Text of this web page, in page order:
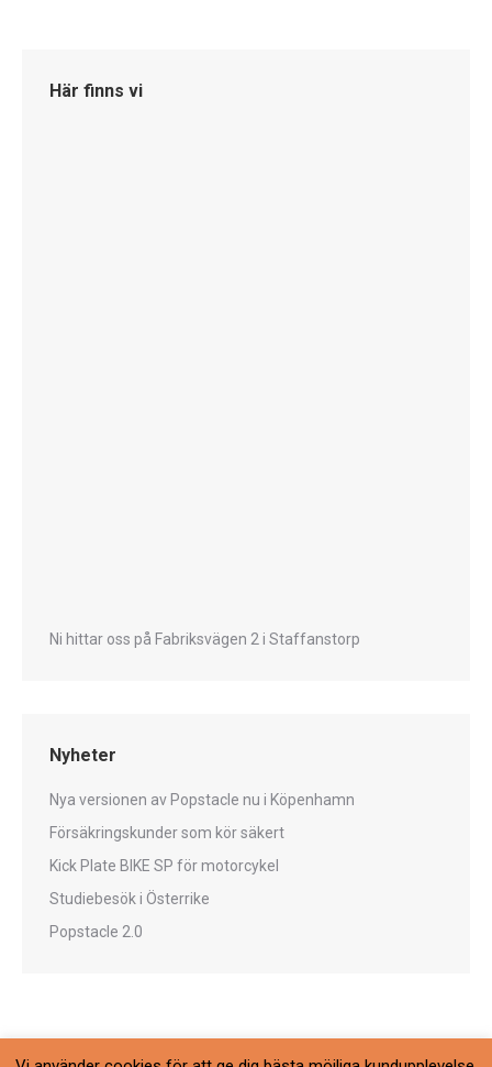
Här finns vi
Ni hittar oss på Fabriksvägen 2 i Staffanstorp
Nyheter
Nya versionen av Popstacle nu i Köpenhamn
Försäkringskunder som kör säkert
Kick Plate BIKE SP för motorcykel
Studiebesök i Österrike
Popstacle 2.0